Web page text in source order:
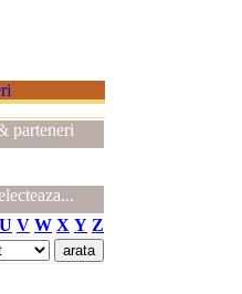
parteneri
U V W X Y Z